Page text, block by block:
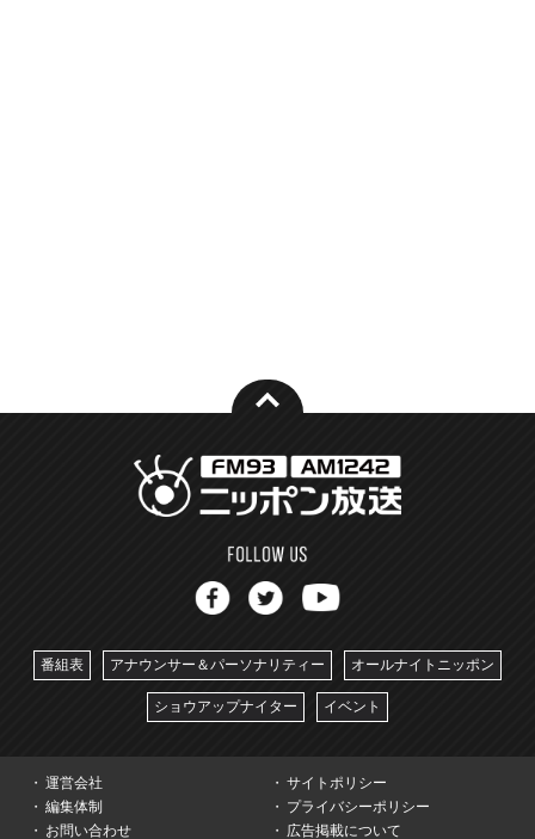
番組表 アナウンサー＆パーソナリティー オールナイトニッポン
ショウアップナイター イベント
運営会社
サイトポリシー
編集体制
プライバシーポリシー
お問い合わせ
広告掲載について